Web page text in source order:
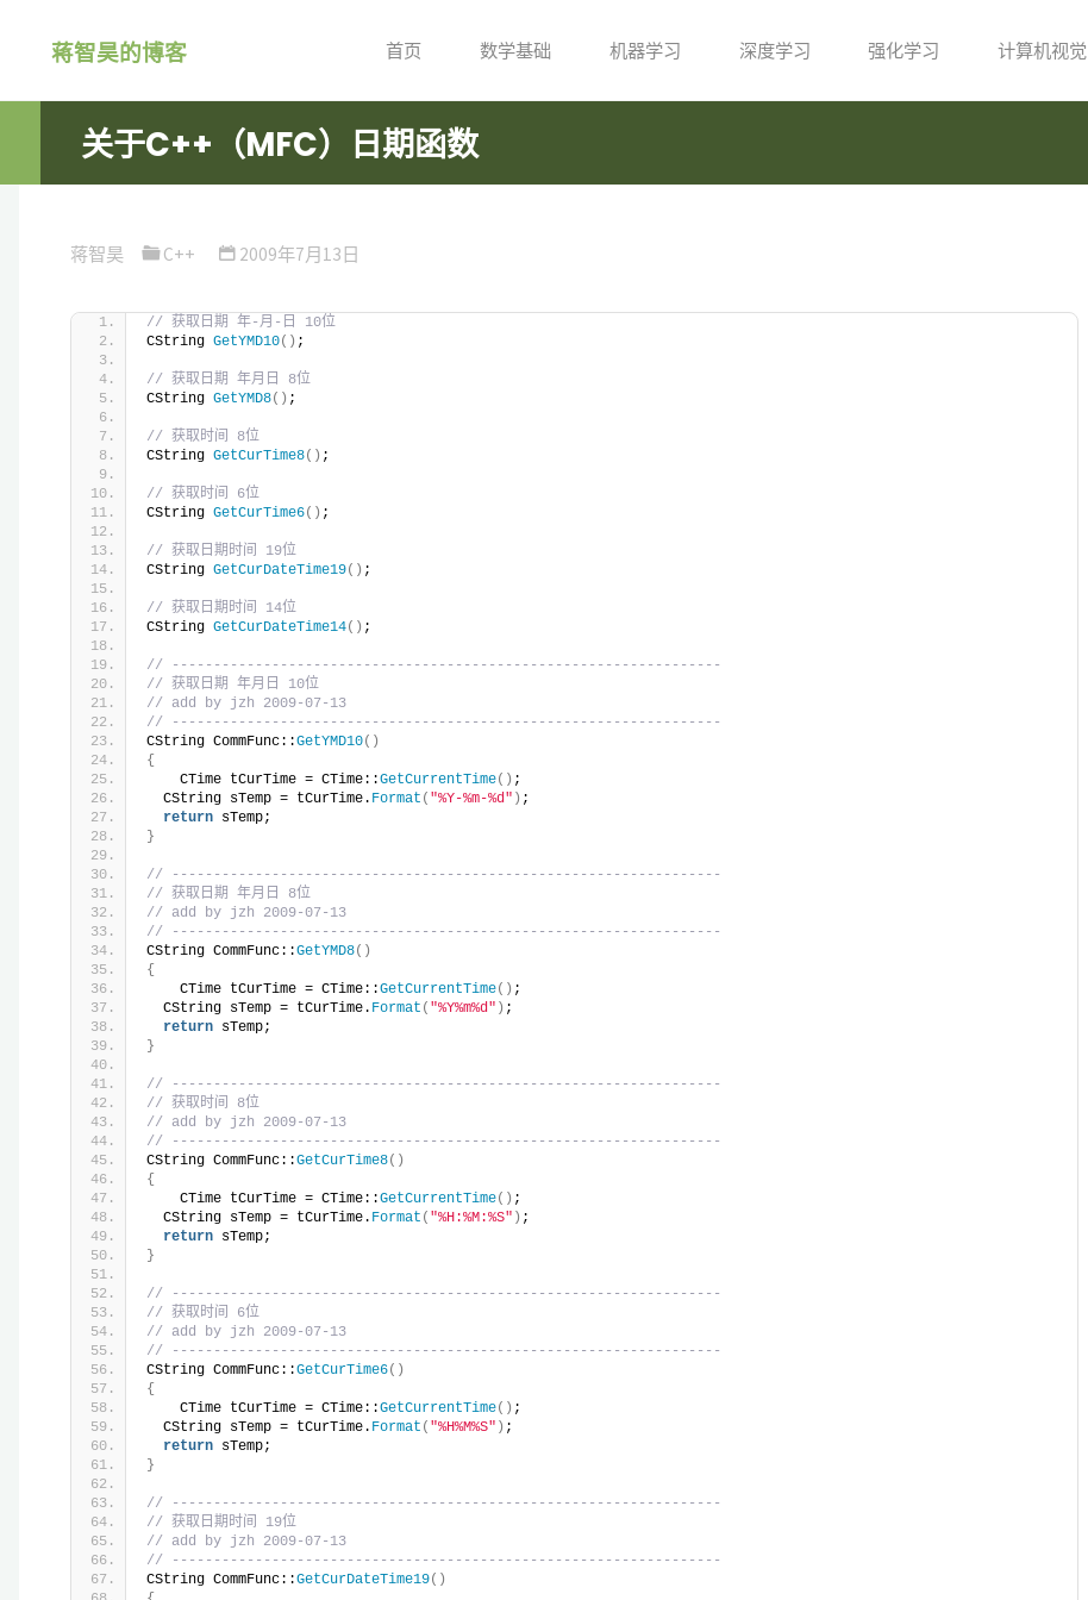
蒋智昊的博客 首页 数学基础 机器学习 深度学习 强化学习 计算机视觉
关于C++（MFC）日期函数
蒋智昊 C++ 2009年7月13日
// 获取日期 年-月-日 10位
CString GetYMD10() ;
// 获取日期 年月日 8位
CString GetYMD8() ;
// 获取时间 8位
CString GetCurTime8() ;
// 获取时间 6位
CString GetCurTime6() ;
// 获取日期时间 19位
CString GetCurDateTime19() ;
// 获取日期时间 14位
CString GetCurDateTime14() ;
// ------------------------------------------------------------------
// 获取日期 年月日 10位
// add by jzh 2009-07-13
// ------------------------------------------------------------------
CString CommFunc::GetYMD10()
{
    CTime tCurTime = CTime::
GetCurrentTime() ;
  CString sTemp = tCurTime.
Format ( "%Y-%m-%d" ) ;
return sTemp;
}
// ------------------------------------------------------------------
// 获取日期 年月日 8位
// add by jzh 2009-07-13
// ------------------------------------------------------------------
CString CommFunc::GetYMD8()
{
    CTime tCurTime = CTime::
GetCurrentTime() ;
  CString sTemp = tCurTime.
Format ( "%Y%m%d" ) ;
return sTemp;
}
// ------------------------------------------------------------------
// 获取时间 8位
// add by jzh 2009-07-13
// ------------------------------------------------------------------
CString CommFunc::GetCurTime8()
{
    CTime tCurTime = CTime::
GetCurrentTime() ;
  CString sTemp = tCurTime.
Format ( "%H:%M:%S" ) ;
return sTemp;
}
// ------------------------------------------------------------------
// 获取时间 6位
// add by jzh 2009-07-13
// ------------------------------------------------------------------
CString CommFunc::GetCurTime6()
{
    CTime tCurTime = CTime::
GetCurrentTime() ;
  CString sTemp = tCurTime.
Format ( "%H%M%S" ) ;
return sTemp;
}
// ------------------------------------------------------------------
// 获取日期时间 19位
// add by jzh 2009-07-13
// ------------------------------------------------------------------
CString CommFunc::GetCurDateTime19()